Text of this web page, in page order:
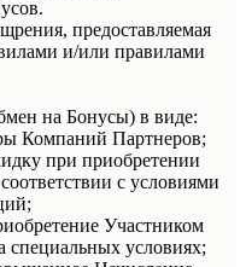
предоставляемая
и/или правилами
на Бонусы) в виде:
Компаний Партнеров;
при приобретении
с условиями
Участником
условиях;